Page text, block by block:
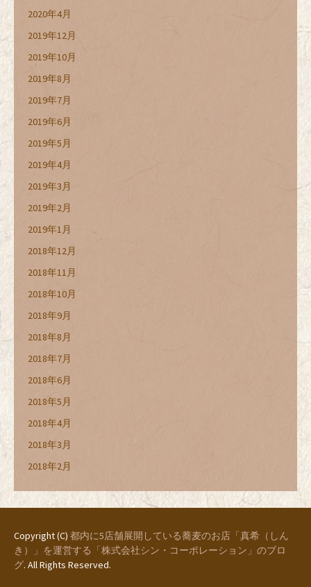
2020年4月
2019年12月
2019年10月
2019年8月
2019年7月
2019年6月
2019年5月
2019年4月
2019年3月
2019年2月
2019年1月
2018年12月
2018年11月
2018年10月
2018年9月
2018年8月
2018年7月
2018年6月
2018年5月
2018年4月
2018年3月
2018年2月
Copyright (C) 都内に5店舗展開している蕎麦のお店「真希（しん
き）」を運営する「株式会社シン・コーポレーション」のブロ
グ. All Rights Reserved.